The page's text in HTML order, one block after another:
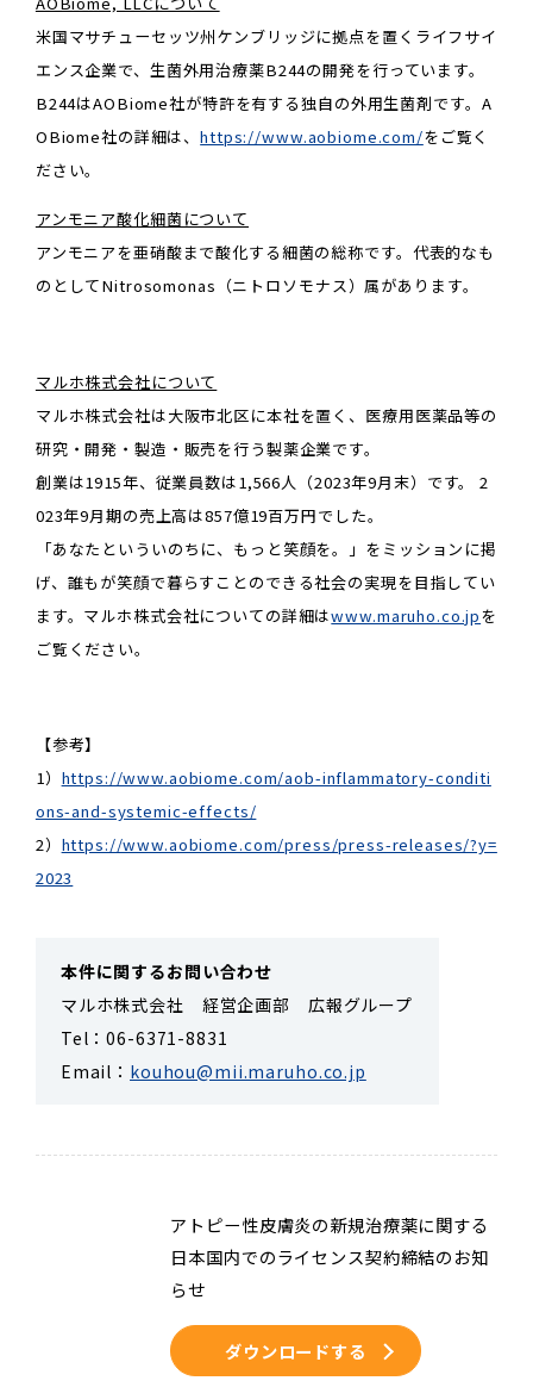
米国マサチューセッツ州ケンブリッジに拠点を置くライフサイ
エンス企業で、生菌外用治療薬B244の開発を行っています。
B244はAOBiome社が特許を有する独自の外用生菌剤です。A
OBiome社の詳細は、https://www.aobiome.com/をご覧く
ださい。
アンモニア酸化細菌について
アンモニアを亜硝酸まで酸化する細菌の総称です。代表的なも
のとしてNitrosomonas（ニトロソモナス）属があります。
マルホ株式会社について
マルホ株式会社は大阪市北区に本社を置く、医療用医薬品等の
研究・開発・製造・販売を行う製薬企業です。
創業は1915年、従業員数は1,566人（2023年9月末）です。 2
023年9月期の売上高は857億19百万円でした。
「あなたといういのちに、もっと笑顔を。」をミッションに掲
げ、誰もが笑顔で暮らすことのできる社会の実現を目指してい
ます。マルホ株式会社についての詳細はwww.maruho.co.jpを
ご覧ください。
【参考】
1） https://www.aobiome.com/aob-inflammatory-conditi
ons-and-systemic-effects/
2） https://www.aobiome.com/press/press-releases/?y=
2023
本件に関するお問い合わせ
マルホ株式会社 経営企画部 広報グループ
Tel：06-6371-8831
Email： kouhou@mii.maruho.co.jp
アトピー性皮膚炎の新規治療薬に関する
日本国内でのライセンス契約締結のお知
らせ
ダウンロードする